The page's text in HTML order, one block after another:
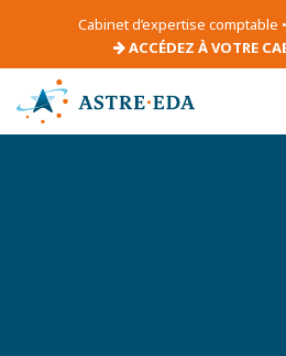
Cabinet d’expertise comptable
ACCÉDEZ À VOTRE